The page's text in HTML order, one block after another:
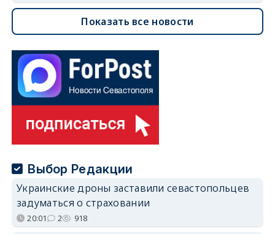
Показать все новости
Выбор Редакции
Украинские дроны заставили севастопольцев
задуматься о страховании
20:01 2 918